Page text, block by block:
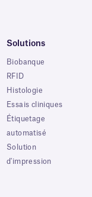
Solutions
Biobanque
RFID
Histologie
Essais cliniques
Étiquetage
automatisé
Solution
d'impression